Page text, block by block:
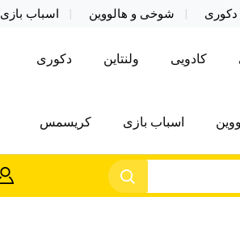
دکوری شوخی و هالووین اسباب بازی
کادویی ولنتاین دکوری
اسباب بازی کریسمس